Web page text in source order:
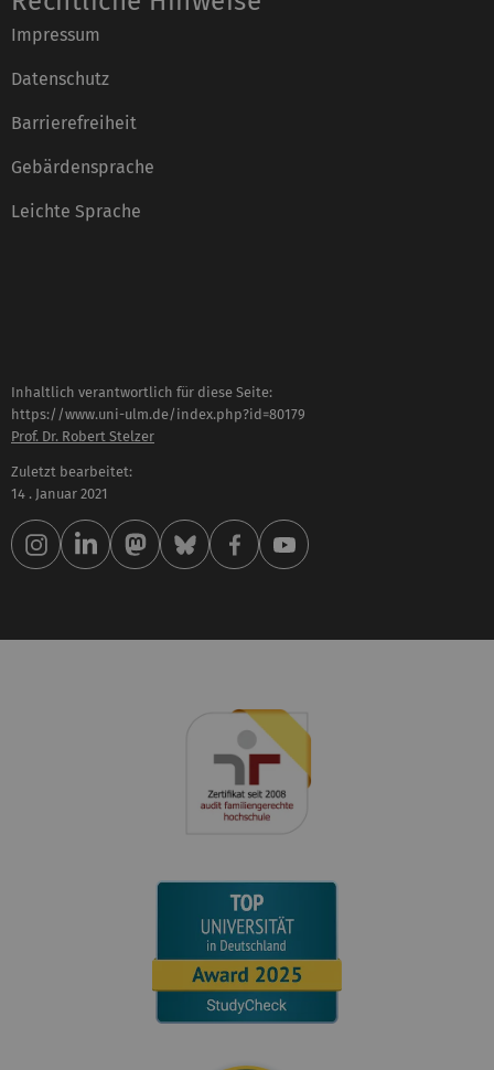
Impressum
Datenschutz
Barrierefreiheit
Gebärdensprache
Leichte Sprache
Inhaltlich verantwortlich für diese Seite:
https://www.uni-ulm.de/index.php?id=80179
Prof. Dr. Robert Stelzer
Zuletzt bearbeitet:
14 . Januar 2021